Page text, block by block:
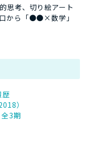
思考、切り絵アート
から「●●×数学」
歴
）
3期